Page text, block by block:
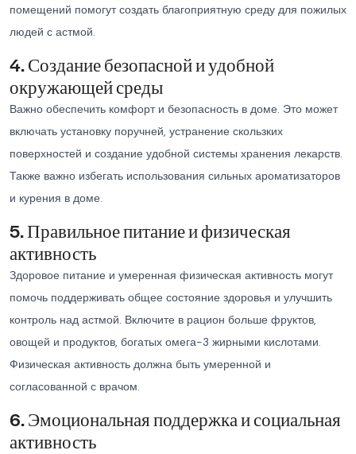
помещений помогут создать благоприятную среду для пожилых
людей с астмой.
4. Создание безопасной и удобной
окружающей среды
Важно обеспечить комфорт и безопасность в доме. Это может
включать установку поручней, устранение скользких
поверхностей и создание удобной системы хранения лекарств.
Также важно избегать использования сильных ароматизаторов
и курения в доме.
5. Правильное питание и физическая
активность
Здоровое питание и умеренная физическая активность могут
помочь поддерживать общее состояние здоровья и улучшить
контроль над астмой. Включите в рацион больше фруктов,
овощей и продуктов, богатых омега-3 жирными кислотами.
Физическая активность должна быть умеренной и
согласованной с врачом.
6. Эмоциональная поддержка и социальная
активность